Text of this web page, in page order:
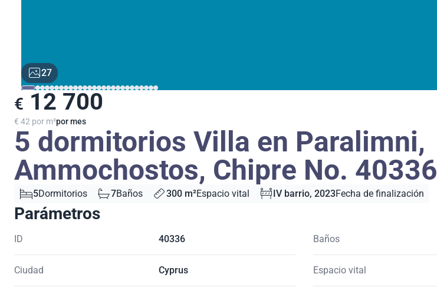
27
€ 12 700
€ 42 por m²por mes
5 dormitorios Villa en Paralimni,
Ammochostos, Chipre No. 40336
5Dormitorios 7Baños 300 m²Espacio vital IV barrio, 2023Fecha de finalización
Parámetros
ID 40336
Ciudad Cyprus
Baños
Espacio vital